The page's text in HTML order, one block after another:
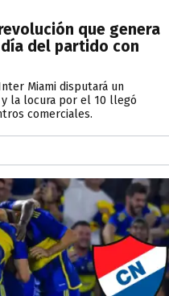
que genera
del partido con
Miami disputará un
la locura por el 10 llegó
comerciales.